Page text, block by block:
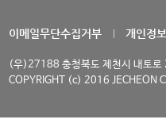
이메일무단수집거부 개인정
(우)27188 충청북도 제천시 내토
COPYRIGHT (c) 2016 JECHEON